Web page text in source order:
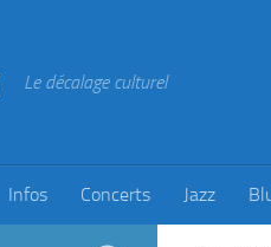
Le décalage culturel
Infos Concerts Jazz